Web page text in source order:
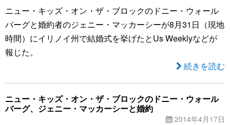
ニュー・キッズ・オン・ザ・ブロックのドニー・ウォール
バーグと婚約者のジェニー・マッカーシーが8月31日（現地
時間）にイリノイ州で結婚式を挙げたとUs Weeklyなどが
報じた。
続きを読む
ニュー・キッズ・オン・ザ・ブロックのドニー・ウォール
バーグ、ジェニー・マッカーシーと婚約
2014年4月17日